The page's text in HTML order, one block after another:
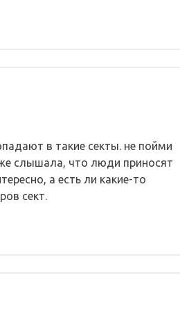
в такие секты. не пойми
слышала, что люди приносят
а есть ли какие-то
сект.